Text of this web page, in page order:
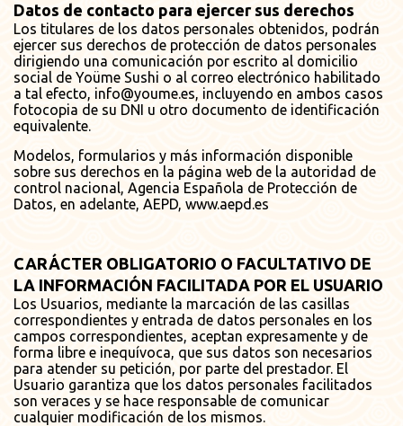
Datos de contacto para ejercer sus derechos
Los titulares de los datos personales obtenidos, podrán
ejercer sus derechos de protección de datos personales
dirigiendo una comunicación por escrito al domicilio
social de Yoüme Sushi o al correo electrónico habilitado
a tal efecto, info@youme.es, incluyendo en ambos casos
fotocopia de su DNI u otro documento de identificación
equivalente.
Modelos, formularios y más información disponible
sobre sus derechos en la página web de la autoridad de
control nacional, Agencia Española de Protección de
Datos, en adelante, AEPD, www.aepd.es
CARÁCTER OBLIGATORIO O FACULTATIVO DE
LA INFORMACIÓN FACILITADA POR EL USUARIO
Los Usuarios, mediante la marcación de las casillas
correspondientes y entrada de datos personales en los
campos correspondientes, aceptan expresamente y de
forma libre e inequívoca, que sus datos son necesarios
para atender su petición, por parte del prestador. El
Usuario garantiza que los datos personales facilitados
son veraces y se hace responsable de comunicar
cualquier modificación de los mismos.